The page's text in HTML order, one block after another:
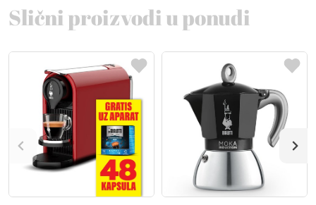
Slični proizvodi u ponudi